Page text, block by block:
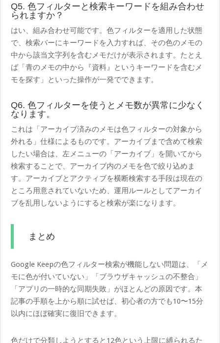
Q5. 色フィルターと検索キーワードを組み合わせ
られますか？
はい、組み合わせ可能です。色フィルターを適用した状態
で、検索バーにキーワードを入力すれば、その色のメモの
中から該当文字列を含むメモだけが表示されます。たとえ
ば「青のメモの中から『資料』というキーワードを含むメ
モを探す」といった操作が一発でできます。
Q6. 色フィルターを使うとメモ数が異常に少なく
なります。
これは「アーカイブ済みのメモは色フィルターの対象から
外れる」仕様によるものです。アーカイブまで含めて検索
したい場合は、左メニューの「アーカイブ」を開いてから
検索することで、アーカイブ内のメモを色で絞り込めま
す。アーカイブとアクティブを横断検索する手段は現在の
ところ用意されていないため、運用ルールとしてアーカイ
ブを乱用しないようにすると検索が楽になります。
まとめ
Google Keepの色フィルター検索が機能しない問題は、「メ
モに色が付いていない」「ブラウザキャッシュの不整合」
「アプリの一時的な同期失敗」がほとんどの原因です。本
記事の手順を上から順に試せば、初心者の方でも10〜15分
以内にほぼ確実に復旧できます。
色だけで分類しようとすると12色という上限に縛られるた